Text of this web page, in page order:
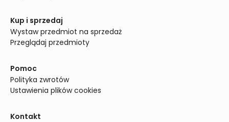
Kup i sprzedaj
Wystaw przedmiot na sprzedaż
Przeglądaj przedmioty
Pomoc
Polityka zwrotów
Ustawienia plików cookies
Kontakt